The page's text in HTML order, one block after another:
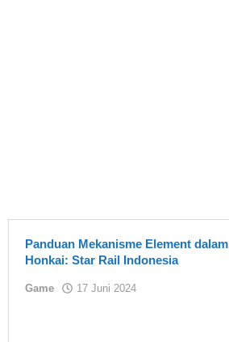
Panduan Mekanisme Element dalam
Honkai: Star Rail Indonesia
Game 17 Juni 2024